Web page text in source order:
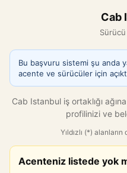
Cab
Bu başvuru sistemi şu anda
acente ve sürücüler için
Cab Istanbul iş ortaklığı
profilinizi ve
Yıldızlı (*)
Acenteniz listede yok